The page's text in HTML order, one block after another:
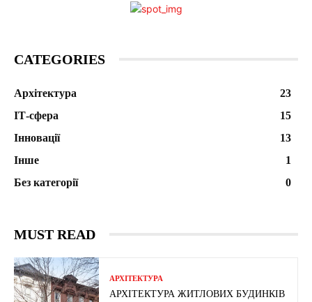
CATEGORIES
Архітектура
23
ІТ-сфера
15
Інновації
13
Інше
1
Без категорії
0
MUST READ
АРХІТЕКТУРА
АРХІТЕКТУРА ЖИТЛОВИХ БУДИНКІВ